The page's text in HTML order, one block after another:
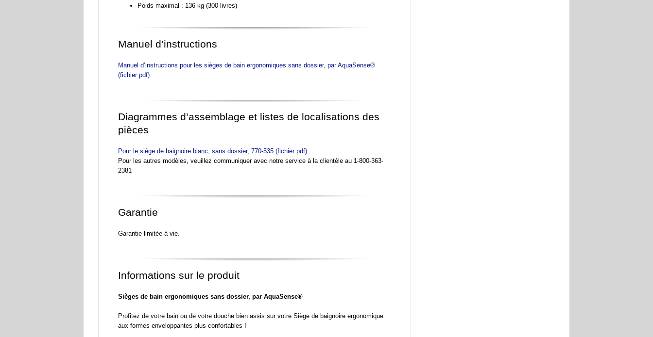
Poids maximal : 136 kg (300 livres)
Manuel d’instructions
Manuel d’instructions pour les sièges de bain ergonomiques sans dossier, par AquaSense®
(fichier pdf)
Diagrammes d’assemblage et listes de localisations des
pièces
Pour le siège de baignoire blanc, sans dossier, 770-535 (fichier pdf)
Pour les autres modèles, veuillez communiquer avec notre service à la clientèle au 1-800-363-
2381
Garantie
Garantie limitée à vie.
Informations sur le produit
Sièges de bain ergonomiques sans dossier, par AquaSense®
Profitez de votre bain ou de votre douche bien assis sur votre Siège de baignoire ergonomique
aux formes enveloppantes plus confortables !